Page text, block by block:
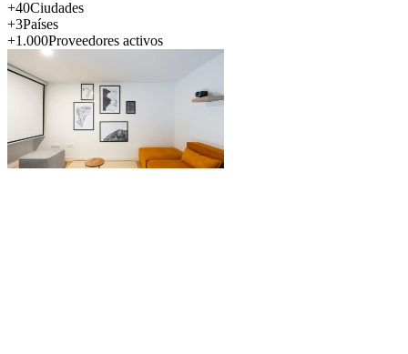
+40Ciudades
+3Países
+1.000Proveedores activos